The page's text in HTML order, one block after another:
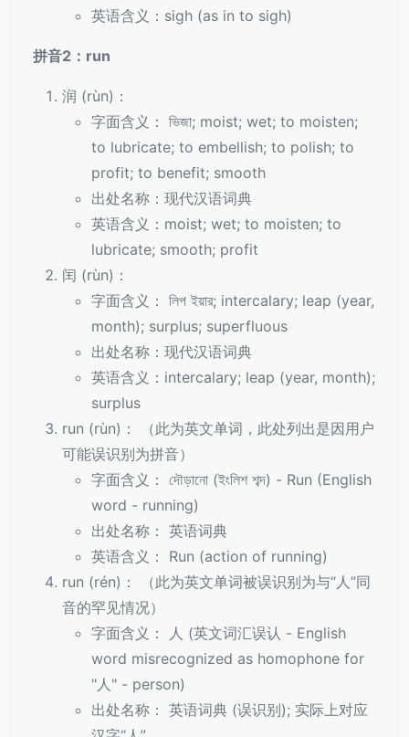
英语含义：sigh (as in to sigh)
拼音2：run
润 (rùn)：
字面含义： ভিজা; moist; wet; to moisten;
to lubricate; to embellish; to polish; to
profit; to benefit; smooth
出处名称：现代汉语词典
英语含义：moist; wet; to moisten; to
lubricate; smooth; profit
闰 (rùn)：
字面含义： লিপ ইয়ার; intercalary; leap (year,
month); surplus; superfluous
出处名称：现代汉语词典
英语含义：intercalary; leap (year, month);
surplus
run (rùn)： （此为英文单词，此处列出是因用户
可能误识别为拼音）
字面含义： দৌড়ানো (ইংলিশ শব্দ) - Run (English
word - running)
出处名称： 英语词典
英语含义： Run (action of running)
run (rén)： （此为英文单词被误识别为与“人”同
音的罕见情况）
字面含义： 人 (英文词汇误认 - English
word misrecognized as homophone for
"人" - person)
出处名称： 英语词典 (误识别); 实际上对应